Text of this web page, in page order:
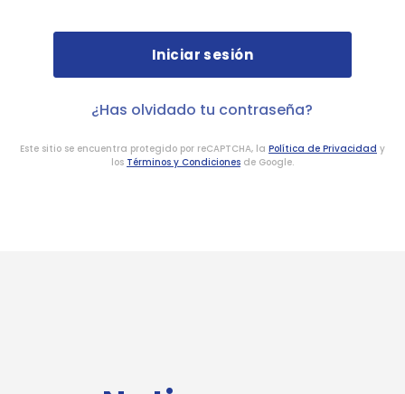
¿Has olvidado tu contraseña?
Este sitio se encuentra protegido por reCAPTCHA, la Política de Privacidad y
los Términos y Condiciones de Google.